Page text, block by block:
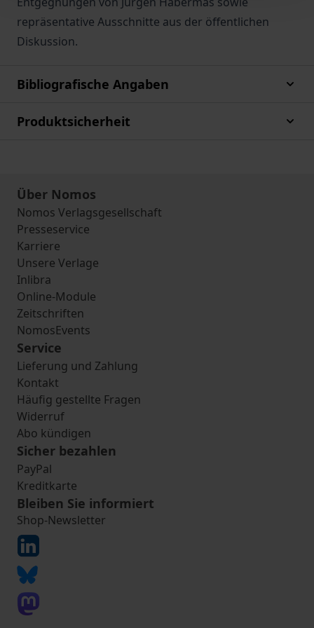
repräsentative Ausschnitte aus der öffentlichen
Diskussion.
Bibliografische Angaben
Produktsicherheit
Über Nomos
Nomos Verlagsgesellschaft
Presseservice
Karriere
Unsere Verlage
Inlibra
Online-Module
Zeitschriften
NomosEvents
Service
Lieferung und Zahlung
Kontakt
Häufig gestellte Fragen
Widerruf
Abo kündigen
Sicher bezahlen
PayPal
Kreditkarte
Bleiben Sie informiert
Shop-Newsletter